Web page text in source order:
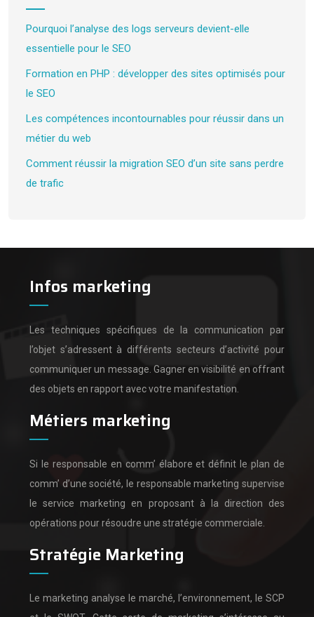
Pourquoi l’analyse des logs serveurs devient-elle
essentielle pour le SEO
Formation en PHP : développer des sites optimisés pour
le SEO
Les compétences incontournables pour réussir dans un
métier du web
Comment réussir la migration SEO d’un site sans perdre
de trafic
Infos marketing
Les techniques spécifiques de la communication par
l’objet s’adressent à différents secteurs d’activité pour
communiquer un message. Gagner en visibilité en offrant
des objets en rapport avec votre manifestation.
Métiers marketing
Si le responsable en comm’ élabore et définit le plan de
comm’ d’une société, le responsable marketing supervise
le service marketing en proposant à la direction des
opérations pour résoudre une stratégie commerciale.
Stratégie Marketing
Le marketing analyse le marché, l’environnement, le SCP